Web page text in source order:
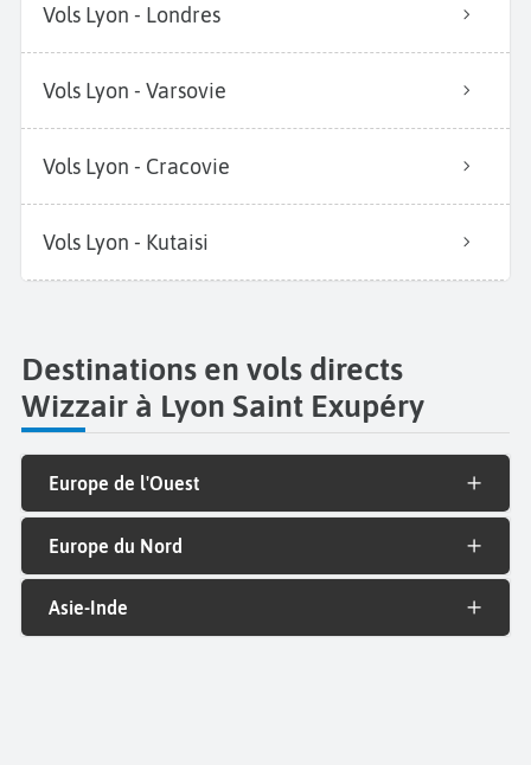
Vols Lyon - Londres
Vols Lyon - Varsovie
Vols Lyon - Cracovie
Vols Lyon - Kutaisi
Destinations en vols directs
Wizzair à Lyon Saint Exupéry
Europe de l'Ouest
Europe du Nord
Asie-Inde